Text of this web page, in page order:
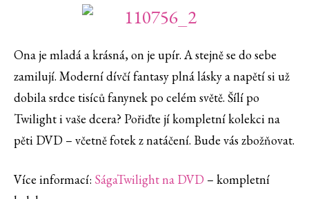
Ona je mladá a krásná, on je upír. A stejně se do sebe
zamilují. Moderní dívčí fantasy plná lásky a napětí si už
dobila srdce tisíců fanynek po celém světě. Šílí po
Twilight i vaše dcera? Pořiďte jí kompletní kolekci na
pěti DVD – včetně fotek z natáčení. Bude vás zbožňovat.
Více informací: SágaTwilight na DVD – kompletní